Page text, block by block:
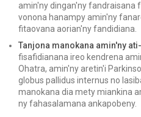
amin'ny dingan'ny fandraisana
vonona hanampy amin'ny
fitaovana aorian'ny fandidiana.
Tanjona manokana amin'ny
fisafidianana ireo kendrena
Ohatra, amin'ny aretin'i
globus pallidus internus no
manokana dia mety miankina
ny fahasalamana ankapobeny.